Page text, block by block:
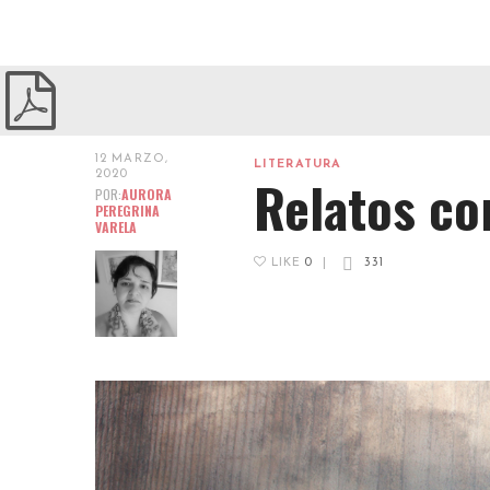
12 MARZO,
2020
POR:AURORA
PEREGRINA
VARELA
LITERATURA
Relatos
LIKE 0 331